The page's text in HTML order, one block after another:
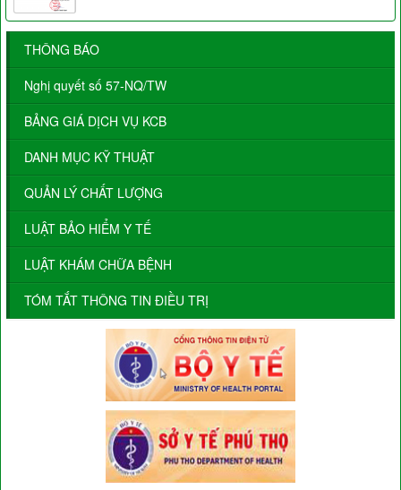
THÔNG BÁO
Nghị quyết số 57-NQ/TW
BẢNG GIÁ DỊCH VỤ KCB
DANH MỤC KỸ THUẬT
QUẢN LÝ CHẤT LƯỢNG
LUẬT BẢO HIỂM Y TẾ
LUẬT KHÁM CHỮA BỆNH
TÓM TẮT THÔNG TIN ĐIỀU TRỊ